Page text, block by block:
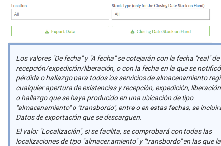
Los valores "De fecha" y "A fecha" se cotejarán con la fecha "real" de
recepción/expedición/liberación, o con la fecha en la que se
pérdida o hallazgo para todos los servicios de almacenamiento
cualquier apertura de existencias y recepción, expedición,
o hallazgo que se haya producido en una ubicación de tipo
"almacenamiento" o "transbordo", entre o en estas fechas, se
Datos de exportación que se descarguen.
El valor "Localización", si se facilita, se comprobará con todas las
localizaciones de tipo "almacenamiento" y "transbordo" en las que